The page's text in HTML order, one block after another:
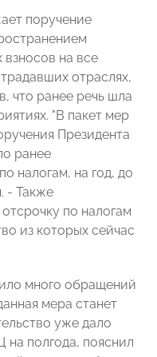
поручение
взносов на все
отраслях,
что ранее речь шла
"В пакет мер
Президента
ранее
налогам, на год, до
- Также
по налогам
из которых сейчас
много обращений
мера станет
уже дало
на полгода, пояснил